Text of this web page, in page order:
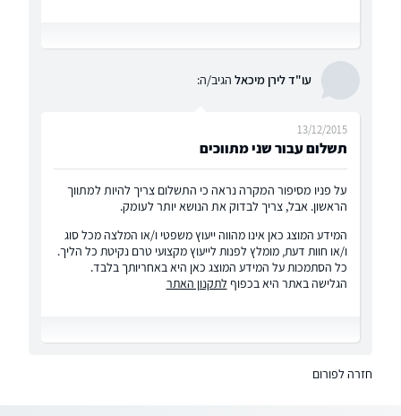
עו"ד לירן מיכאל הגיב/ה:
תשלום עבור שני מתווכים
13/12/2015
על פניו מסיפור המקרה נראה כי התשלום צריך להיות למתווך
הראשון. אבל, צריך לבדוק את הנושא יותר לעומק.
המידע המוצג כאן אינו מהווה ייעוץ משפטי ו/או המלצה מכל סוג
ו/או חוות דעת, מומלץ לפנות לייעוץ מקצועי טרם נקיטת כל הליך.
כל הסתמכות על המידע המוצג כאן היא באחריותך בלבד.
הגלישה באתר היא בכפוף לתקנון האתר
חזרה לפורום